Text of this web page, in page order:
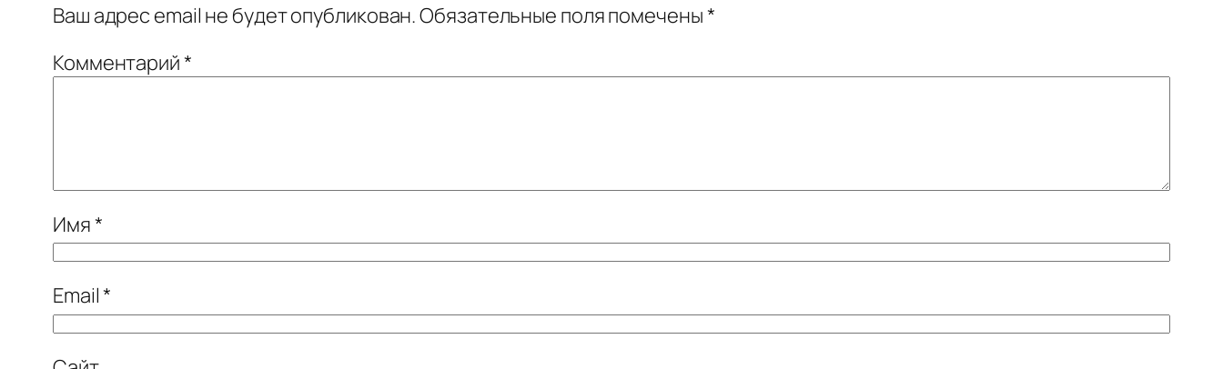
Ваш адрес email не будет опубликован.Обязательные поля помечены*
Комментарий*
Имя*
Email*